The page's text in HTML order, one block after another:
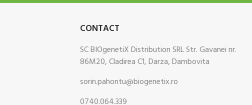
CONTACT
SC BIOgenetiX Distribution SRL Str. Gavanei nr.
86M20, Cladirea C1, Darza, Dambovita
sorin.pahontu@biogenetix.ro
0740.064.339